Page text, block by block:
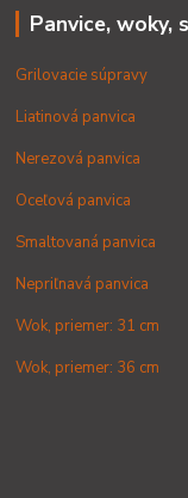
Panvice, woky,
Grilovacie súpravy
Liatinová panvica
Nerezová panvica
Oceľová panvica
Smaltovaná panvica
Nepriľnavá panvica
Wok, priemer: 31 cm
Wok, priemer: 36 cm